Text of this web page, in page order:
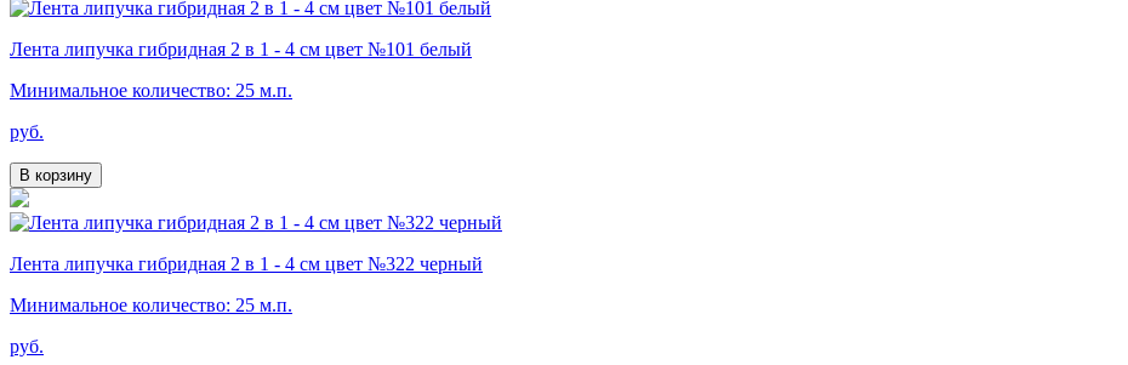
Лента липучка гибридная 2 в 1 - 4 см цвет №101 белый
Минимальное количество: 25 м.п.
руб.
В корзину
Лента липучка гибридная 2 в 1 - 4 см цвет №322 черный
Минимальное количество: 25 м.п.
руб.